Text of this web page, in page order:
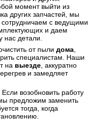
момент выйти из
других запчастей, мы
с ведущими
и даем
нас детали.
от пыли дома
специалистам. Наши
на выезде , аккуратно
и замедляет
. Если возобновить работу
предложим заменить
тогда, когда